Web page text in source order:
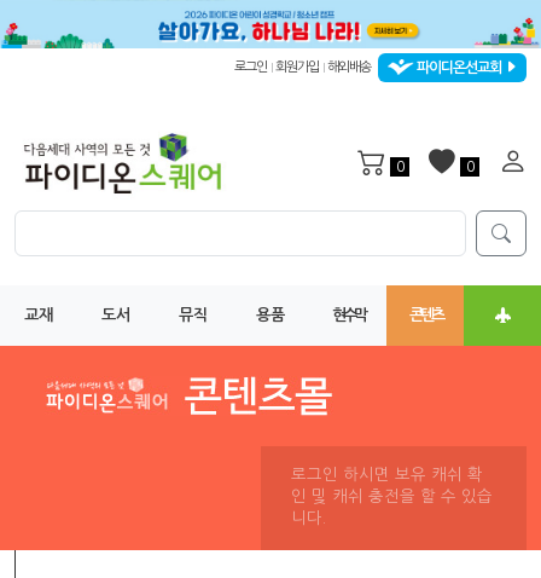
로그인 회원가입 해외배송 파이디온선교회
0 0
교재 도서 뮤직 용품 현수막 콘텐츠
로그인 하시면 보유 캐쉬 확
인 및 캐쉬 충전을 할 수 있습
니다.